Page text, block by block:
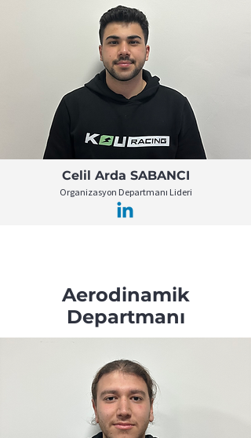
Celil Arda SABANCI
Organizasyon Departmanı Lideri
Aerodinamik
Departmanı